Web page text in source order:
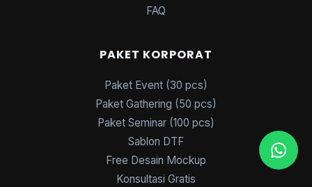
FAQ
PAKET KORPORAT
Paket Event (30 pcs)
Paket Gathering (50 pcs)
Paket Seminar (100 pcs)
Sablon DTF
Free Desain Mockup
Konsultasi Gratis